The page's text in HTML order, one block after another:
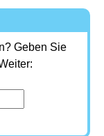
Geben Sie